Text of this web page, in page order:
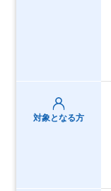
対象となる方